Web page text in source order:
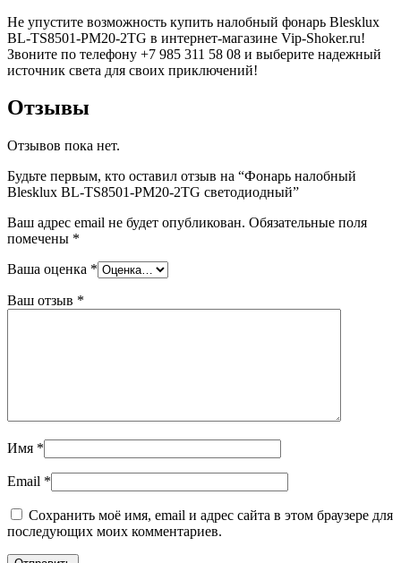
Не упустите возможность купить налобный фонарь Blesklux
BL-TS8501-PM20-2TG в интернет-магазине Vip-Shoker.ru!
Звоните по телефону +7 985 311 58 08 и выберите надежный
источник света для своих приключений!
Отзывы
Отзывов пока нет.
Будьте первым, кто оставил отзыв на “Фонарь налобный
Blesklux BL-TS8501-PM20-2TG светодиодный”
Ваш адрес email не будет опубликован. Обязательные поля
помечены *
Ваша оценка *
Ваш отзыв *
Имя *
Email *
Сохранить моё имя, email и адрес сайта в этом браузере для
последующих моих комментариев.